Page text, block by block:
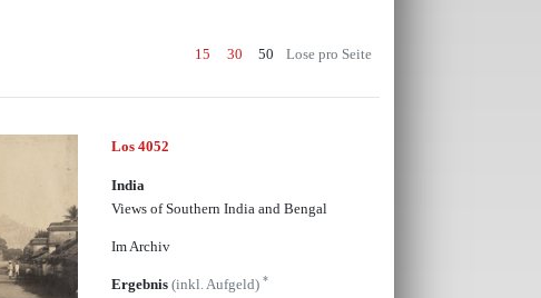
15 30 50 Lose pro Seite
Los 4052
India
Views of Southern India and Bengal
Im Archiv
Ergebnis (inkl. Aufgeld) *